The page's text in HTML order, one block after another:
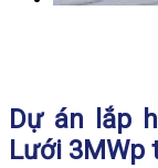
Dự án lắp
Lưới 3MWp